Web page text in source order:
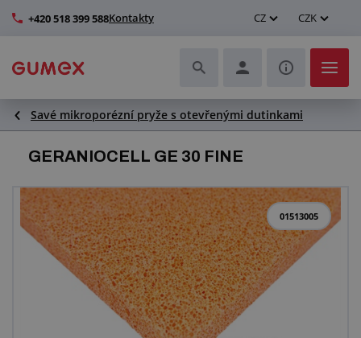
+420 518 399 588Kontakty CZ CZK
Hadice a jejich kompletace
Profily a výroba těsnění
Technické plasty
Dopravníkové pásy a montáž
Zlepšení pracovního prostředí
Další pryžové a plastové výrobky
Savé mikroporézní pryže s otevřenými dutinkami
GERANIOCELL GE 30 FINE
01513005